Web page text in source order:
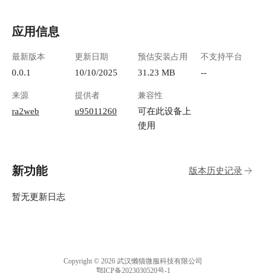
应用信息
最新版本
0.0.1
更新日期
10/10/2025
预估安装占用
31.23 MB
不支持平台
--
来源
ra2web
提供者
u95011260
兼容性
可在此设备上
使用
新功能 版本历史记录
暂无更新日志
Copyright © 2026 武汉懒猫微服科技有限公司
鄂ICP备2023030520号-1